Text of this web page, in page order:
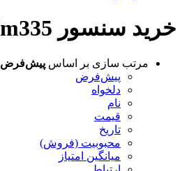
خرید سنسور lm335
مرتب سازی بر اساس پیش‌فرض
پیش‌فرض
دلخواه
نام
قیمت
تاریخ
محبوبیت (فروش)
میانگین امتیاز